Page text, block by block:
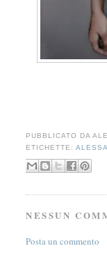
PUBBLICATO DAALE
ETICHETTE:
NESSUN
Posta un commento